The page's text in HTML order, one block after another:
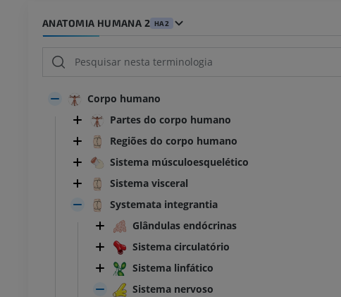
ANATOMIA HUMANA 2 HA2
Corpo humano
Partes do corpo humano
Regiões do corpo humano
Sistema músculoesquelético
Sistema visceral
Systemata integrantia
Glândulas endócrinas
Sistema circulatório
Sistema linfático
Sistema nervoso